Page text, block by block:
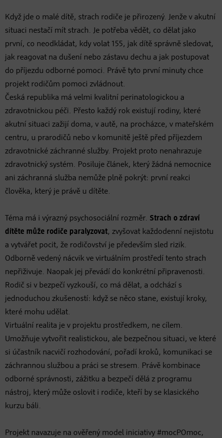
Když jde o malé dítě, strach rodiče je přirozený. Jenže v akutní
situaci nestačí mít strach. Je potřeba vědět, co dělat jako
první, co neodkládat, kdy volat 155, jak dítě správně sledovat,
jak reagovat na dušení nebo zástavu dechu a jak postupovat
do příjezdu odborné pomoci. Právě tyto první minuty chce
projekt rodičům pomoci zvládnout.
Česká republika má velmi kvalitní perinatologickou a
zdravotnickou péči. Přesto každý rok existují rodiny, které
akutní situaci zažijí doma, v autě, na procházce, v mateřském
centru, u prarodičů nebo v komunitě ještě před příjezdem
zdravotnické záchranné služby. Projekt proto nenahrazuje
zdravotnický systém. Posiluje článek, který žádná nemocnice
ani záchranná služba nemůže plně pokrýt: první reakci
člověka, který je právě u dítěte.
Téma má i výrazný psychosociální rozměr. Strach o zdraví
dítěte může rodiče paralyzovat, zvyšovat každodenní nejistotu
a vytvářet pocit, že rodičovství je především sled rizik.
Odborně vedený nácvik ve virtuálním prostředí tento strach
nepřiživuje. Naopak jej převádí do konkrétní připravenosti.
Rodič si v bezpečí vyzkouší, co má dělat, a odchází s
jednoduchou zkušeností: když se něco stane, existují kroky,
které mohu udělat.
Virtuální realita je v projektu prostředkem, ne cílem.
Umožňuje vytvořit realistickou, ale bezpečnou situaci, ve které
si účastník nacvičí rozhodování, pořadí kroků, komunikaci se
záchrannou službou a práci se stresem. Právě kombinace
odborné správnosti, zážitku a bezpečí dělá z programu
nástroj, který může oslovit i rodiče, kteří by se klasického
kurzu báli.
Projekt navazuje na ověřený model iniciativy #mocPOmoc,